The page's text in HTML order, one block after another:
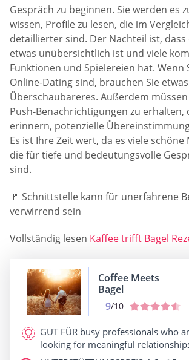
Gespräch zu beginnen. Sie werden es
wissen, Profile zu lesen, die im
detaillierter sind. Der Nachteil ist,
etwas unübersichtlich ist und viele
Funktionen und Spielereien hat. Wenn
Online-Dating sind, brauchen Sie etwas
Überschaubareres. Außerdem
Push-Benachrichtigungen zu erhalten,
erinnern, potenzielle
Es ist Ihre Zeit wert, da es viele schöne
die für tiefe und bedeutungsvolle
sind.
🚩 Schnittstelle kann für unerfahrene
verwirrend sein
Vollständig lesen Kaffee trifft Bagel
Coffee Meets
Bagel
9/10
GUT FÜR busy professionals who
looking for meaningful